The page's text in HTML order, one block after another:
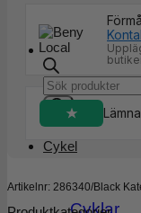
Products
search
Cykel
Artikelnr: 286340/Black